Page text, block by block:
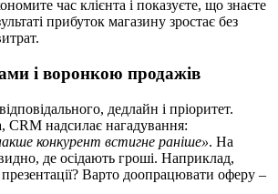
час клієнта і показуєте, що знаєте
прибуток магазину зростає без
і воронкою продажів
дедлайн і пріоритет.
CRM надсилає нагадування:
конкурент встигне раніше». На
де осідають гроші. Наприклад,
презентації? Варто доопрацювати оферу –